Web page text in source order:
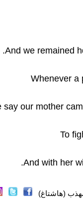
And we remained
Whenever a
say our mother
To
And with her
(هاشتاغ)